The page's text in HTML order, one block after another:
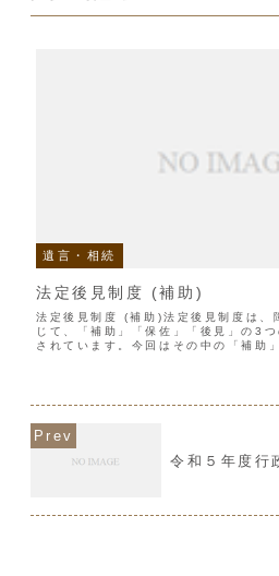
遺言・相続
法定後見制度 (補助)
法定後見制度 (補助)法定後見制度は、
じて、「補助」「保佐」「後見」の3
されています。今回はその中の「補助
令和５年度行